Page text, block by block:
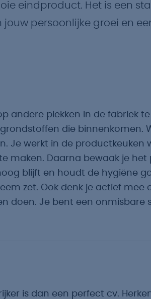
eindproduct. Het is een
jouw persoonlijke groei en
andere plekken in de fabriek
die binnenkomen.
Je werkt in de productkeuken
maken. Daarna bewaak je het
blijft en houdt de hygiëne
zet. Ook denk je actief mee
doen. Je bent een onmisbare
is dan een perfect cv.